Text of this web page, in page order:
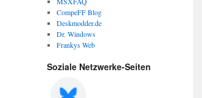
CompeFF Blog
Deskmodder.de
Dr. Windows
Frankys Web
Soziale Netzwerke-Seiten